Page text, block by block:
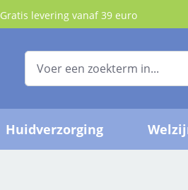
Gratis levering vanaf 39 euro
Huidverzorging